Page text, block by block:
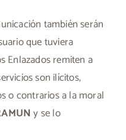
también serán
que tuviera
Enlazados remiten a
son ilícitos,
o contrarios a la moral
y se lo